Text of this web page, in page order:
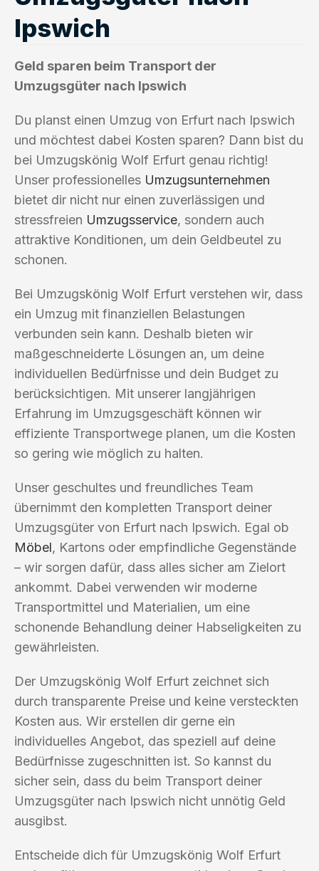
Ipswich
Geld sparen beim Transport der
Umzugsgüter nach Ipswich
Du planst einen Umzug von Erfurt nach Ipswich
und möchtest dabei Kosten sparen? Dann bist du
bei Umzugskönig Wolf Erfurt genau richtig!
Unser professionelles Umzugsunternehmen
bietet dir nicht nur einen zuverlässigen und
stressfreien Umzugsservice, sondern auch
attraktive Konditionen, um dein Geldbeutel zu
schonen.
Bei Umzugskönig Wolf Erfurt verstehen wir, dass
ein Umzug mit finanziellen Belastungen
verbunden sein kann. Deshalb bieten wir
maßgeschneiderte Lösungen an, um deine
individuellen Bedürfnisse und dein Budget zu
berücksichtigen. Mit unserer langjährigen
Erfahrung im Umzugsgeschäft können wir
effiziente Transportwege planen, um die Kosten
so gering wie möglich zu halten.
Unser geschultes und freundliches Team
übernimmt den kompletten Transport deiner
Umzugsgüter von Erfurt nach Ipswich. Egal ob
Möbel, Kartons oder empfindliche Gegenstände
– wir sorgen dafür, dass alles sicher am Zielort
ankommt. Dabei verwenden wir moderne
Transportmittel und Materialien, um eine
schonende Behandlung deiner Habseligkeiten zu
gewährleisten.
Der Umzugskönig Wolf Erfurt zeichnet sich
durch transparente Preise und keine versteckten
Kosten aus. Wir erstellen dir gerne ein
individuelles Angebot, das speziell auf deine
Bedürfnisse zugeschnitten ist. So kannst du
sicher sein, dass du beim Transport deiner
Umzugsgüter nach Ipswich nicht unnötig Geld
ausgibst.
Entscheide dich für Umzugskönig Wolf Erfurt